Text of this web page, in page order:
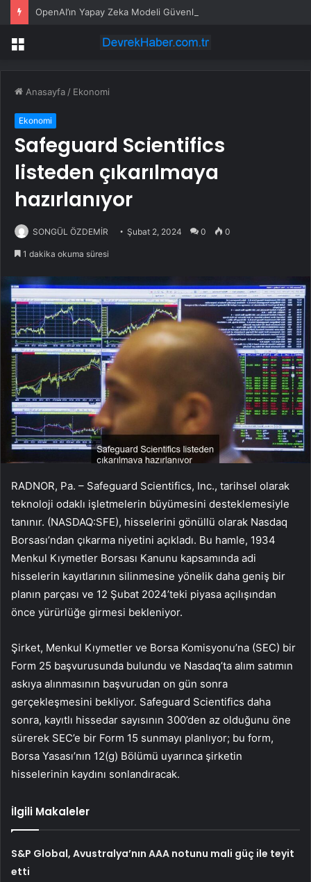
Menü
Anasayfa / Ekonomi
Ekonomi
Safeguard Scientifics
listeden çıkarılmaya
hazırlanıyor
SONGÜL ÖZDEMİR Şubat 2, 2024 0 0
1 dakika okuma süresi
RADNOR, Pa. – Safeguard Scientifics, Inc., tarihsel olarak
teknoloji odaklı işletmelerin büyümesini desteklemesiyle
tanınır. (NASDAQ:SFE), hisselerini gönüllü olarak Nasdaq
Borsası’ndan çıkarma niyetini açıkladı. Bu hamle, 1934
Menkul Kıymetler Borsası Kanunu kapsamında adi
hisselerin kayıtlarının silinmesine yönelik daha geniş bir
planın parçası ve 12 Şubat 2024’teki piyasa açılışından
önce yürürlüğe girmesi bekleniyor.
Şirket, Menkul Kıymetler ve Borsa Komisyonu’na (SEC) bir
Form 25 başvurusunda bulundu ve Nasdaq’ta alım satımın
askıya alınmasının başvurudan on gün sonra
gerçekleşmesini bekliyor. Safeguard Scientifics daha
sonra, kayıtlı hissedar sayısının 300’den az olduğunu öne
sürerek SEC’e bir Form 15 sunmayı planlıyor; bu form,
Borsa Yasası’nın 12(g) Bölümü uyarınca şirketin
hisselerinin kaydını sonlandıracak.
İlgili Makaleler
S&P Global, Avustralya’nın AAA notunu mali güç ile teyit
etti